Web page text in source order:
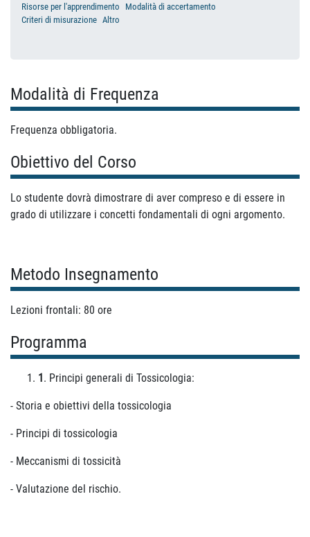
Risorse per l'apprendimento
Modalità di accertamento
Criteri di misurazione Altro
Modalità di Frequenza
Frequenza obbligatoria.
Obiettivo del Corso
Lo studente dovrà dimostrare di aver compreso e di essere in
grado di utilizzare i concetti fondamentali di ogni argomento.
Metodo Insegnamento
Lezioni frontali: 80 ore
Programma
1. Principi generali di Tossicologia:
- Storia e obiettivi della tossicologia
- Principi di tossicologia
- Meccanismi di tossicità
- Valutazione del rischio.